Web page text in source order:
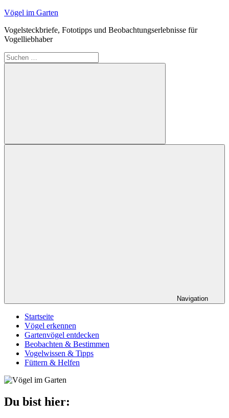
Zum
springen
Vögel im Garten
Vogelsteckbriefe, Fototipps und Beobachtungserlebnisse für
Vogelliebhaber
Suchen
nach:
Suchen
Navigation
Startseite
Vögel erkennen
Gartenvögel entdecken
Beobachten & Bestimmen
Vogelwissen & Tipps
Füttern & Helfen
Du bist hier: